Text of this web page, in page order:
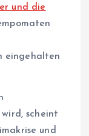
und die
eingehalten
scheint
und